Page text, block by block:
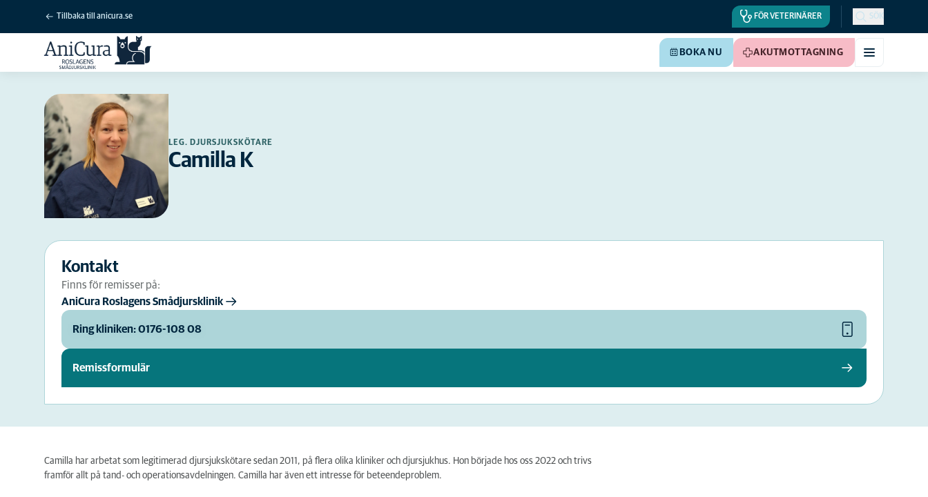
Tillbaka till anicura.se FÖR VETERINÄRER SÖK
BOKA NU AKUTMOTTAGNING
LEG. DJURSJUKSKÖTARE
Camilla K
Kontakt
Finns för remisser på:
AniCura Roslagens Smådjursklinik
Ring kliniken: 0176-108 08
Remissformulär
Camilla har arbetat som legitimerad djursjukskötare sedan 2011, på flera olika kliniker och djursjukhus. Hon började hos oss 2022 och trivs
framför allt på tand- och operationsavdelningen. Camilla har även ett intresse för beteendeproblem.